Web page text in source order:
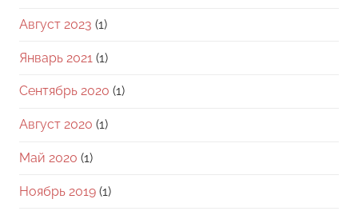
Август 2023 (1)
Январь 2021 (1)
Сентябрь 2020 (1)
Август 2020 (1)
Май 2020 (1)
Ноябрь 2019 (1)